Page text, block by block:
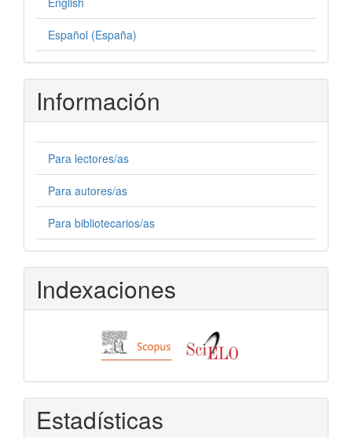
Español (España)
Información
Para lectores/as
Para autores/as
Para bibliotecarios/as
Indexaciones
Estadísticas